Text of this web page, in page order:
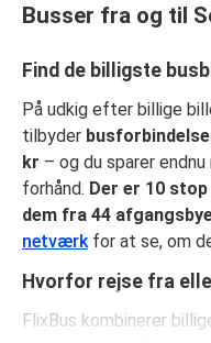
Busser fra og til
Find de billigste
På udkig efter billige
tilbyder
kr – og du sparer
forhånd. Der er 10
dem fra 44
netværk for at se, om
Hvorfor rejse fra
FlixBus kombinerer